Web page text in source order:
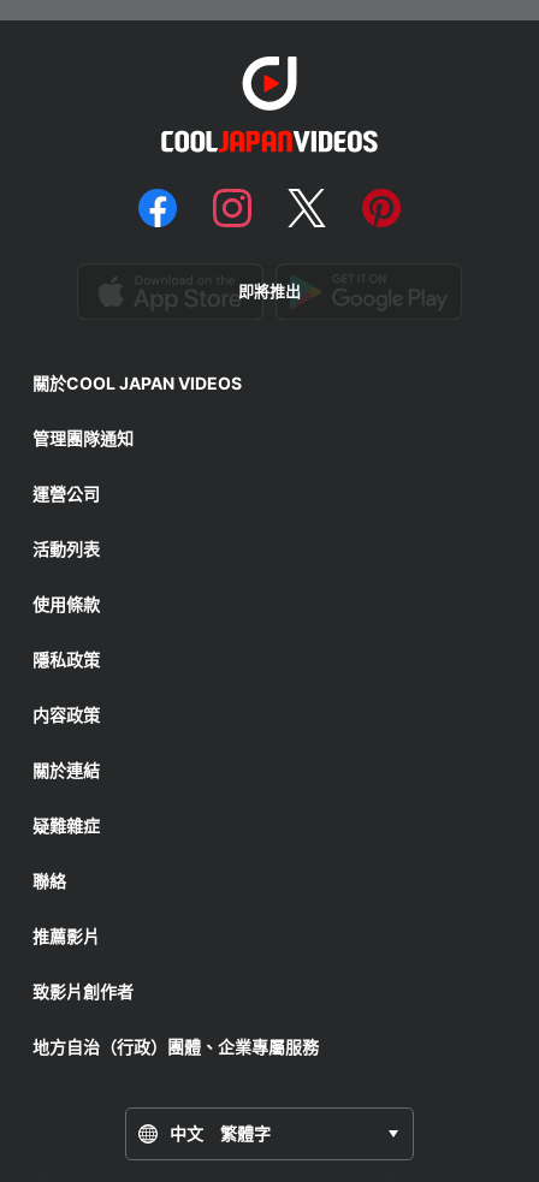
即將推出
關於COOL JAPAN VIDEOS
管理團隊通知
運營公司
活動列表
使用條款
隱私政策
内容政策
關於連結
疑難雜症
聯絡
推薦影片
致影片創作者
地方自治（行政）團體、企業專屬服務
中文 繁體字